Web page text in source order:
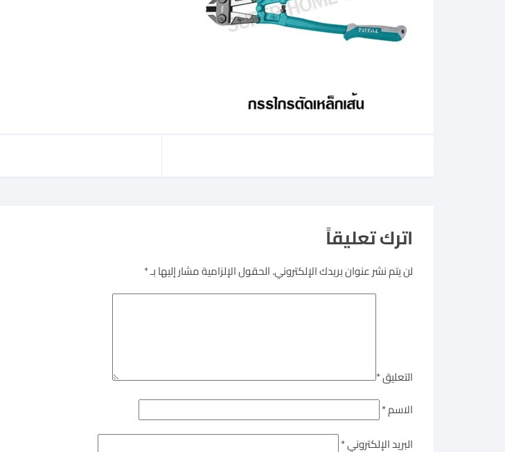
اترك تعليقاً
لن يتم نشر عنوان بريدك الإلكتروني.الحقول الإلزامية مشار إليها بـ*
التعليق*
الاسم*
البريد الإلكتروني*